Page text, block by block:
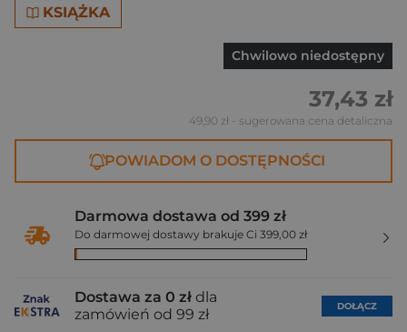
KSIĄŻKA
Chwilowo niedostępny
37,43 zł
49,90 zł - sugerowana cena detaliczna
POWIADOM O DOSTĘPNOŚCI
Darmowa dostawa od 399 zł
Do darmowej dostawy brakuje Ci 399,00 zł
Dostawa za 0 zł dla
zamówień od 99 zł
DOŁĄCZ